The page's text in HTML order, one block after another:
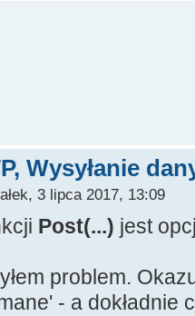
Wysyłanie
3 lipca 2017, 13:09
Post(...) jest
problem.
- a